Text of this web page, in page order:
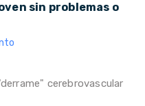
sin problemas o
cerebrovascular